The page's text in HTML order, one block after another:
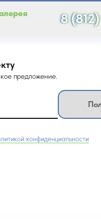
8
предложение.
конфиденциальности